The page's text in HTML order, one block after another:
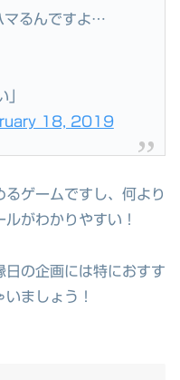
マるんですよ…
18, 2019
ゲームですし、何より
がわかりやすい！
日の企画には特におすす
ましょう！